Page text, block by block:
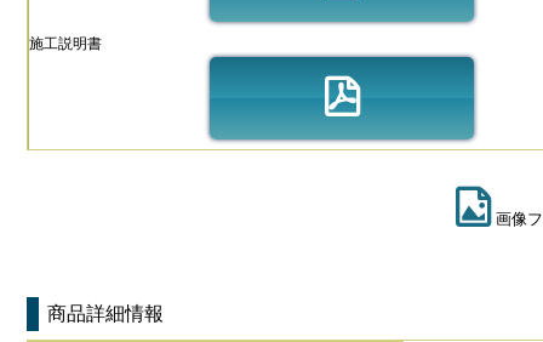
施工説明書
画像
商品詳細情報